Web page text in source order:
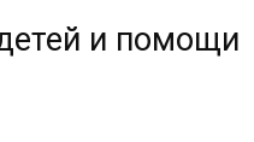
и помощи